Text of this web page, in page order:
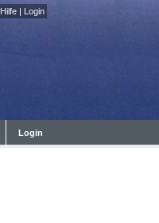
Hilfe | Login
Login